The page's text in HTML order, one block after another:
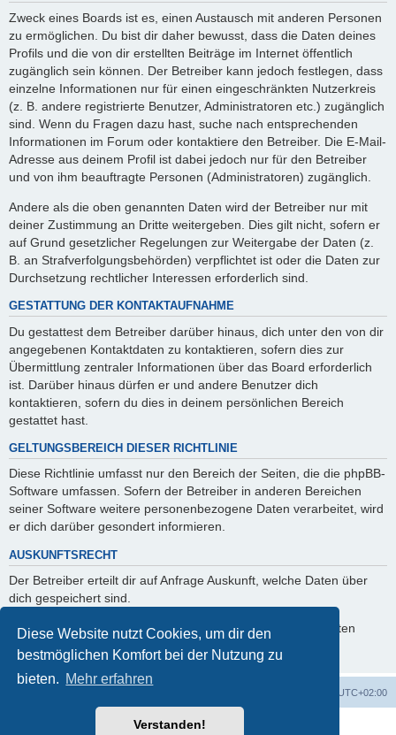
Diese Website nutzt Cookies, um dir den
bestmöglichen Komfort bei der Nutzung zu
bieten. Mehr erfahren
Verstanden!
Zweck eines Boards ist es, einen Austausch mit anderen Personen
zu ermöglichen. Du bist dir daher bewusst, dass die Daten deines
Profils und die von dir erstellten Beiträge im Internet öffentlich
zugänglich sein können. Der Betreiber kann jedoch festlegen, dass
einzelne Informationen nur für einen eingeschränkten Nutzerkreis
(z. B. andere registrierte Benutzer, Administratoren etc.) zugänglich
sind. Wenn du Fragen dazu hast, suche nach entsprechenden
Informationen im Forum oder kontaktiere den Betreiber. Die E-Mail-
Adresse aus deinem Profil ist dabei jedoch nur für den Betreiber
und von ihm beauftragte Personen (Administratoren) zugänglich.
Andere als die oben genannten Daten wird der Betreiber nur mit
deiner Zustimmung an Dritte weitergeben. Dies gilt nicht, sofern er
auf Grund gesetzlicher Regelungen zur Weitergabe der Daten (z.
B. an Strafverfolgungsbehörden) verpflichtet ist oder die Daten zur
Durchsetzung rechtlicher Interessen erforderlich sind.
GESTATTUNG DER KONTAKTAUFNAHME
Du gestattest dem Betreiber darüber hinaus, dich unter den von dir
angegebenen Kontaktdaten zu kontaktieren, sofern dies zur
Übermittlung zentraler Informationen über das Board erforderlich
ist. Darüber hinaus dürfen er und andere Benutzer dich
kontaktieren, sofern du dies in deinem persönlichen Bereich
gestattet hast.
GELTUNGSBEREICH DIESER RICHTLINIE
Diese Richtlinie umfasst nur den Bereich der Seiten, die die phpBB-
Software umfassen. Sofern der Betreiber in anderen Bereichen
seiner Software weitere personenbezogene Daten verarbeitet, wird
er dich darüber gesondert informieren.
AUSKUNFTSRECHT
Der Betreiber erteilt dir auf Anfrage Auskunft, welche Daten über
dich gespeichert sind.
Du kannst jederzeit die Löschung bzw. Sperrung deiner Daten
verlangen. Kontaktiere hierzu bitte den Betreiber.
UTC+02:00
Powered byphpBB® Forum Software © phpBB Limited